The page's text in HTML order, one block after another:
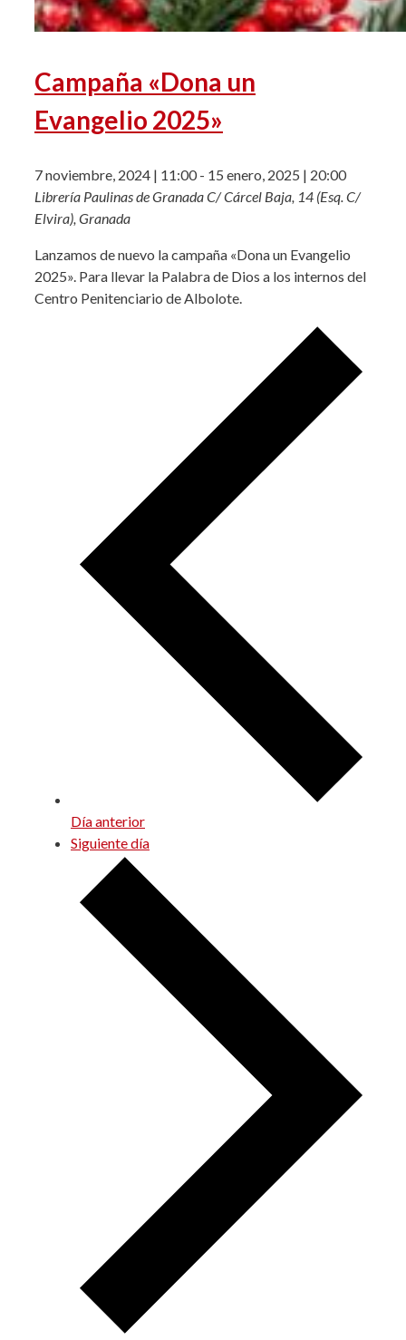
Campaña «Dona un
Evangelio 2025»
7 noviembre, 2024 | 11:00- 15 enero, 2025 | 20:00
Librería Paulinas de GranadaC/ Cárcel Baja, 14 (Esq. C/
Elvira), Granada
Lanzamos de nuevo la campaña «Dona un Evangelio
2025». Para llevar la Palabra de Dios a los internos del
Centro Penitenciario de Albolote.
Día anterior
Siguiente día